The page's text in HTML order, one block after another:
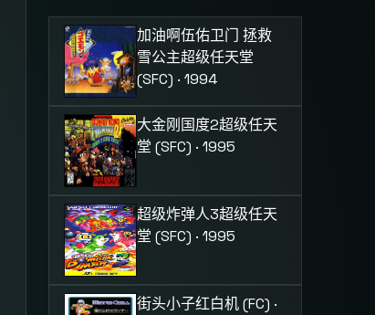
加油啊伍佑卫门 拯救
雪公主超级任天堂
(SFC) · 1994
大金刚国度2超级任天
堂 (SFC) · 1995
超级炸弹人3超级任天
堂 (SFC) · 1995
街头小子红白机 (FC) ·